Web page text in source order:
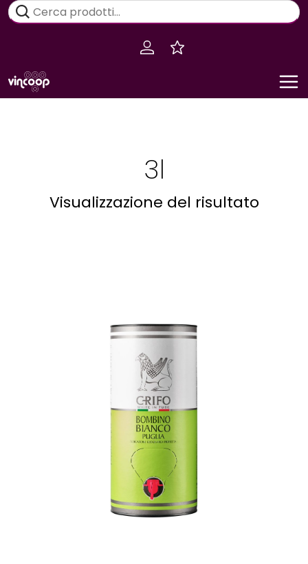
Salta
Cerca:
3l
Visualizzazione del risultato